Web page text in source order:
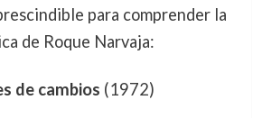
para comprender la
de Roque Narvaja:
de cambios (1972)